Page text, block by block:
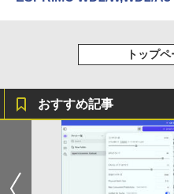
トップ
おすすめ記事